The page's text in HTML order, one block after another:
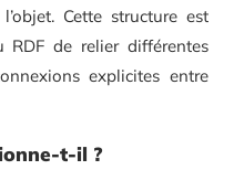
Cette structure est
RDF de relier différentes
explicites entre
t-il ?